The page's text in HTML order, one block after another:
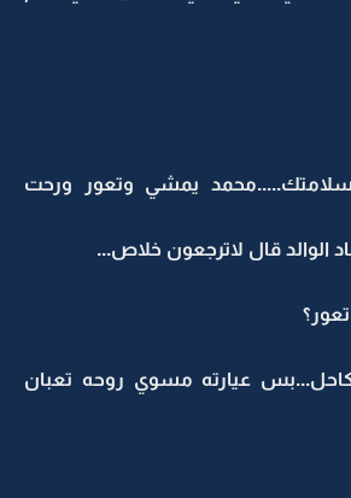
سلامتك.....محمد يمشي وتعور ورحت
الوالد قال لاترجعون خلاص...
عيارته مسوي روحه تعبان